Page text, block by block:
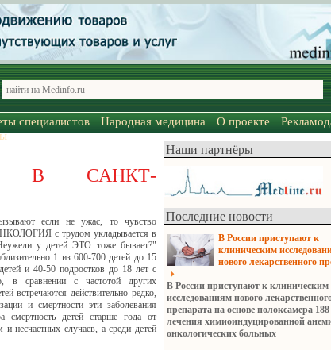
специалистов Народная медицина О проекте
В САНКТ-
если не ужас, то чувство
с трудом укладывается в
у детей ЭТО тоже бывает?"
1 из 600-700 детей до 15
и 40-50 подростков до 18 лет с
в сравнении с частотой других
встречаются действительно редко,
и смертности эти заболевания
детей старше года от
и несчастных случаев, а среди детей
Наши партнёры
Последние новости
В России приступают к
клиническим
нового лекарственного
В России приступают к клиническим
исследованиям нового
препарата на основе полоксамера
лечения химиоиндуцированной
онкологических больных